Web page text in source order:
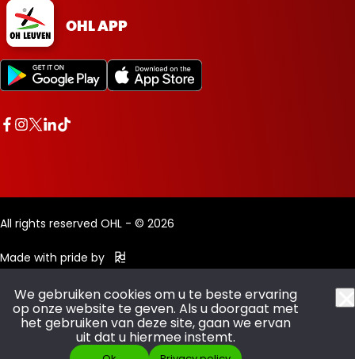
OHL APP
All rights reserved OHL - © 2026
Made with pride by
We gebruiken cookies om u te beste ervaring
op onze website te geven. Als u doorgaat met
het gebruiken van deze site, gaan we ervan
uit dat u hiermee instemt.